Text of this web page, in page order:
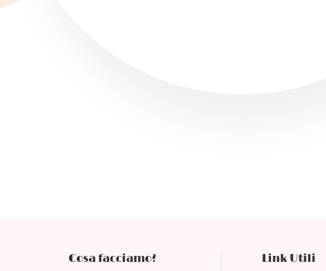
Cosa facciamo? Link Utili